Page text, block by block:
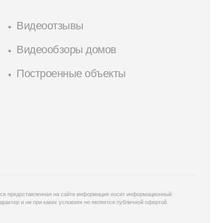
Видеоотзывы
Видеообзоры домов
Построенные объекты
предоставленная на сайте информация носит информационный
и ни при каких условиях не является публичной офертой.